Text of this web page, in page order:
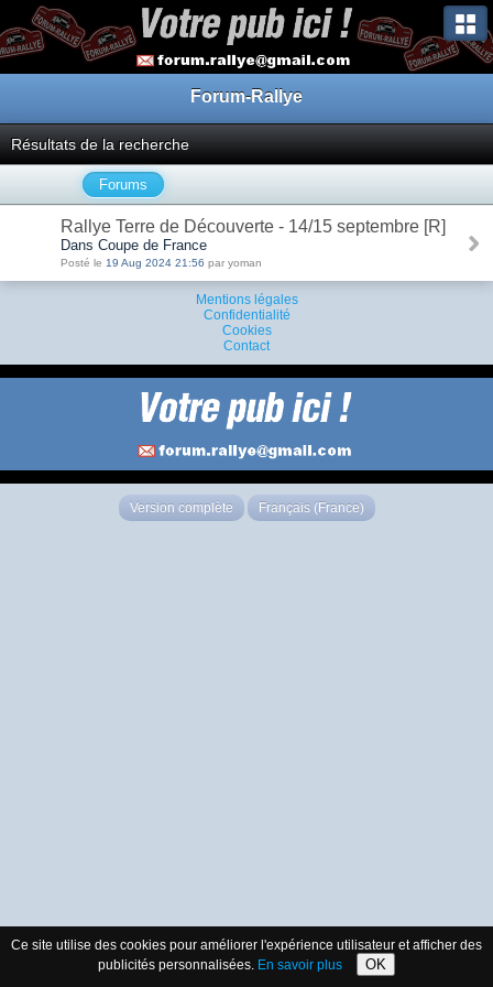
Forum-Rallye
Résultats de la recherche
Forums
Rallye Terre de Découverte - 14/15 septembre [R]
Dans Coupe de France
Posté le 19 Aug 2024 21:56 par yoman
Mentions légales
Confidentialité
Cookies
Contact
Version complète Français (France)
Ce site utilise des cookies pour améliorer l'expérience utilisateur et afficher des
publicités personnalisées. En savoir plus OK